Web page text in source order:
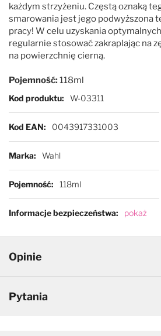
każdym strzyżeniu. Częstą oznaką
smarowania jest jego podwyższona
pracy! W celu uzyskania
regularnie stosować zakraplając na
na powierzchnię cierną.
Pojemność:118ml
Więcej informacji
Kod produktu W-03311
Kod EAN 0043917331003
Marka Wahl
Pojemność 118ml
Informacje bezpieczeństwa pokaż
Opinie
Pytania